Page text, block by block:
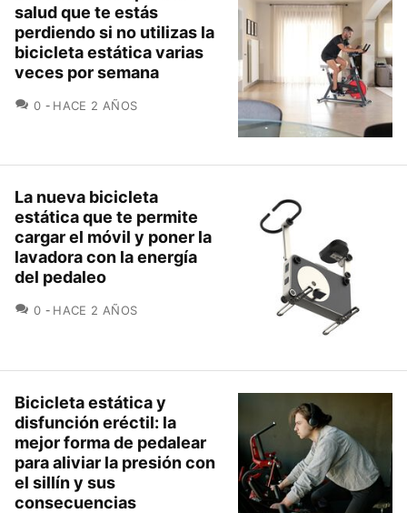
salud que te estás
perdiendo si no utilizas la
bicicleta estática varias
veces por semana
0 COMENTARIOS
HACE 2 AÑOS
La nueva bicicleta
estática que te permite
cargar el móvil y poner la
lavadora con la energía
del pedaleo
0 COMENTARIOS
HACE 2 AÑOS
Bicicleta estática y
disfunción eréctil: la
mejor forma de pedalear
para aliviar la presión con
el sillín y sus
consecuencias